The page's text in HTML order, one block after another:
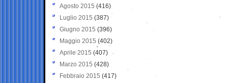
Agosto 2015 (416)
Luglio 2015 (387)
Giugno 2015 (396)
Maggio 2015 (402)
Aprile 2015 (407)
Marzo 2015 (428)
Febbraio 2015 (417)